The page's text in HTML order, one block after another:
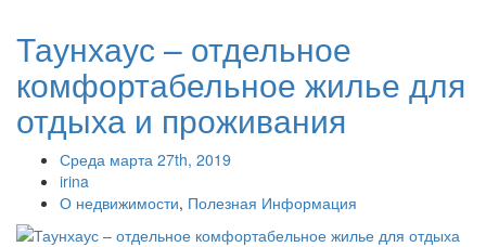
Таунхаус – отдельное
комфортабельное жилье для
отдыха и проживания
Среда марта 27th, 2019
irina
О недвижимости, Полезная Информация